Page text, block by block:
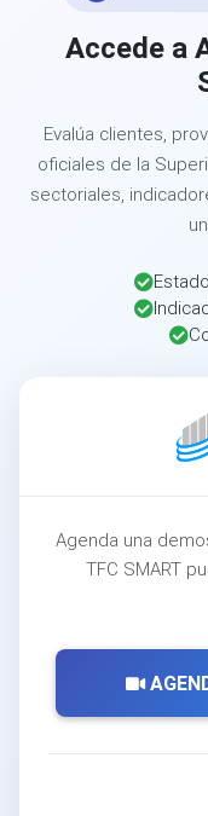
Accede a
Evalúa clientes,
oficiales de la
sectoriales,
Agenda una
TFC SMART